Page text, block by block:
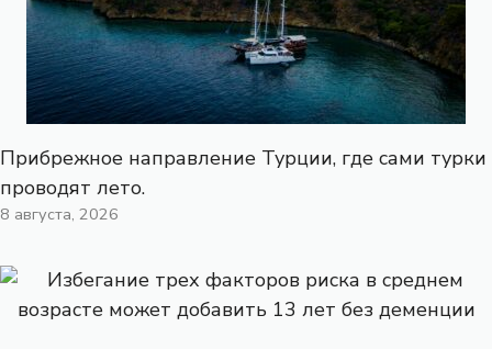
Прибрежное направление Турции, где сами турки
проводят лето.
8 августа, 2026